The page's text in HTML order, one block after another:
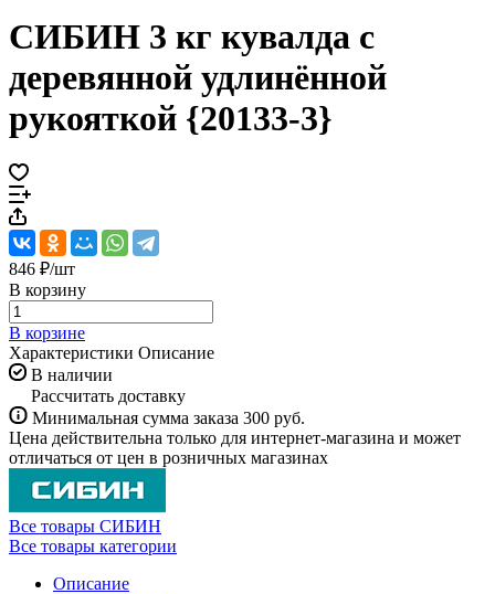
СИБИН 3 кг кувалда с
деревянной удлинённой
рукояткой {20133-3}
846 ₽/шт
В корзину
В корзине
Характеристики Описание
В наличии
Рассчитать доставку
Минимальная сумма заказа 300 руб.
Цена действительна только для интернет-магазина и может
отличаться от цен в розничных магазинах
Все товары СИБИН
Все товары категории
Описание